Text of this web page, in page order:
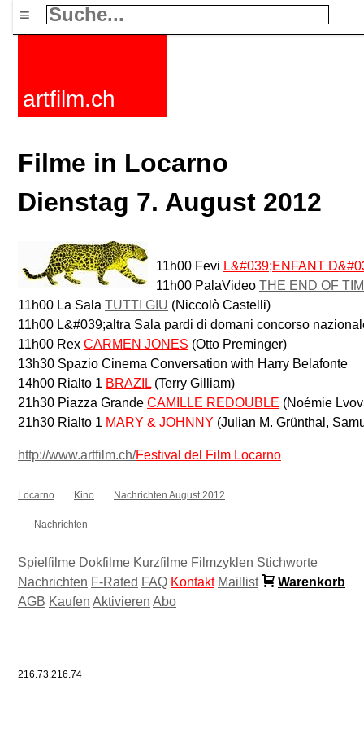
≡
artfilm.ch
Filme in Locarno
Dienstag 7. August 2012
11h00 Fevi L&#039;ENFANT
11h00 PalaVideo THE END OF
11h00 La Sala TUTTI GIU (Niccolò Castelli)
11h00 L&#039;altra Sala pardi di domani concorso
11h00 Rex CARMEN JONES (Otto Preminger)
13h30 Spazio Cinema Conversation with Harry Belafonte
14h00 Rialto 1 BRAZIL (Terry Gilliam)
21h30 Piazza Grande CAMILLE REDOUBLE (Noémie
21h30 Rialto 1 MARY & JOHNNY (Julian M. Grünthal,
http://www.artfilm.ch/Festival del Film Locarno
Locarno Kino Nachrichten August 2012
Nachrichten
Spielfilme Dokfilme Kurzfilme Filmzyklen Stichworte
Nachrichten F-Rated FAQ Kontakt Maillist
Warenkorb
AGB Kaufen Aktivieren Abo
216.73.216.74